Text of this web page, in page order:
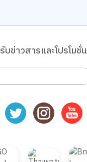
รับข่าวสารและโปรโมชั่น